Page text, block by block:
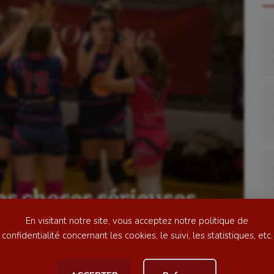
En visitant notre site, vous acceptez notre politique de
confidentialité concernant les cookies, le suivi, les statistiques, etc.
Kayak-polo
Korfbal
Longue paume
Moto
Natation artistique
choses sérieuses
filles de l’AMVB